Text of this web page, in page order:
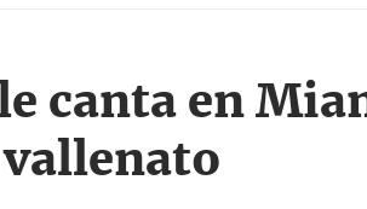
canta en
vallenato